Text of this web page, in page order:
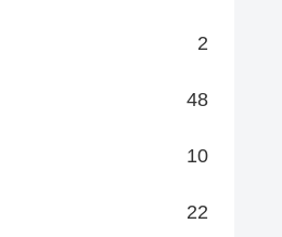
2
48
10
22